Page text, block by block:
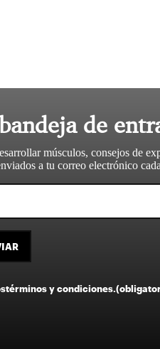
de
músculos, consejos de
a tu correo electrónico
términos y condiciones .